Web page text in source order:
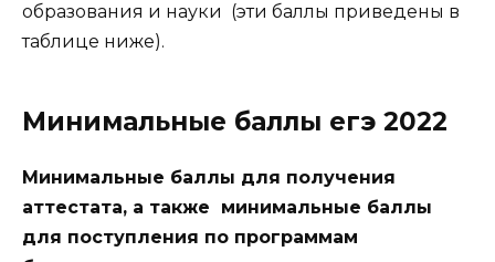
образования и науки (эти баллы приведены в
таблице ниже).
Минимальные баллы егэ 2022
Минимальные баллы для получения
аттестата, а также минимальные баллы
для поступления по программам